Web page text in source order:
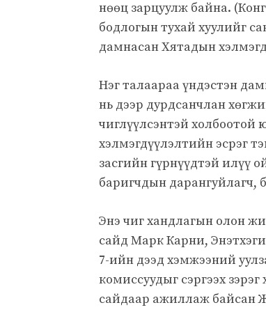
нөөц зарцуулж байна.
бодлогын тухай хуулийг
дамнасан Хятадын
Нэг талаараа үндэстэн
нь дээр дурдсанчлан
чиглүүлсэнтэй
хэлмэгдүүлэлтийн эсрэг
засгийн гүрнүүдтэй илүү
баригчдын дарангуйлагч,
Энэ чиг хандлагын олон
сайд Марк Карни,
7-ийн дээд хэмжээний
комиссуудыг сэргээх
сайдаар ажиллаж байсан